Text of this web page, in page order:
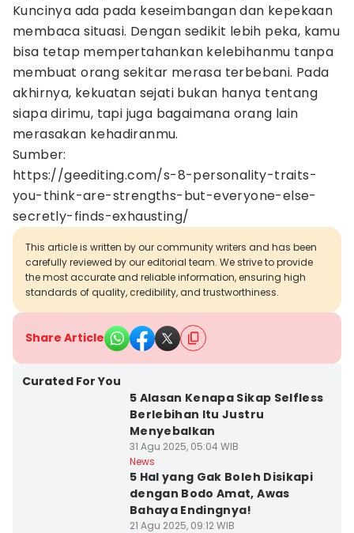
Kuncinya ada pada keseimbangan dan kepekaan
membaca situasi. Dengan sedikit lebih peka, kamu
bisa tetap mempertahankan kelebihanmu tanpa
membuat orang sekitar merasa terbebani. Pada
akhirnya, kekuatan sejati bukan hanya tentang
siapa dirimu, tapi juga bagaimana orang lain
merasakan kehadiranmu.
Sumber:
https://geediting.com/s-8-personality-traits-
you-think-are-strengths-but-everyone-else-
secretly-finds-exhausting/
This article is written by our community writers and has been
carefully reviewed by our editorial team. We strive to provide
the most accurate and reliable information, ensuring high
standards of quality, credibility, and trustworthiness.
Share Article
Curated For You
5 Alasan Kenapa Sikap Selfless
Berlebihan Itu Justru
Menyebalkan
31 Agu 2025, 05:04 WIB
News
5 Hal yang Gak Boleh Disikapi
dengan Bodo Amat, Awas
Bahaya Endingnya!
21 Agu 2025, 09:12 WIB